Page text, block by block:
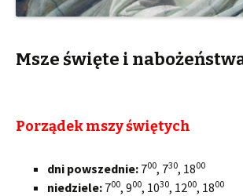
Msze święte i
Porządek mszy świętych
dni powszednie: 700, 730, 1800
niedziele: 700, 900, 1030, 1200, 1800